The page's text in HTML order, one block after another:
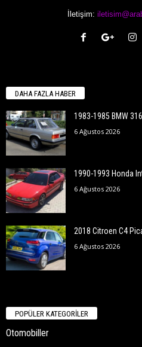
İletişim:
DAHA FAZLA HABER
1983-1985 BMW 316
6 Ağustos 2026
1990-1993 Honda
6 Ağustos 2026
2018 Citroen C4
6 Ağustos 2026
POPÜLER KATEGORİLER
Otomobiller